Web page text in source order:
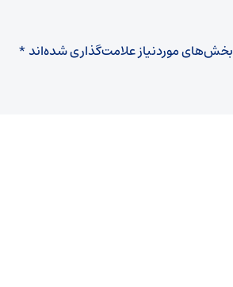
بخش‌های موردنیاز علامت‌گذاری شده‌اند*